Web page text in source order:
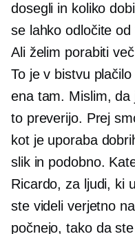
dosegli in koliko
se lahko odločite
Ali želim porabiti
To je v bistvu
ena tam. Mislim, da
to preverijo. Prej
kot je uporaba
slik in podobno.
Ricardo, za ljudi, ki
ste videli verjetno
počnejo, tako da